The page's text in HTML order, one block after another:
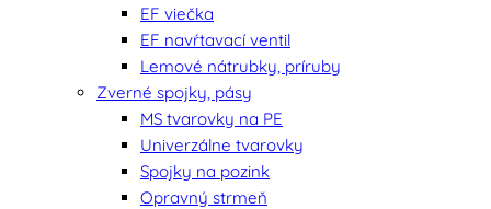
EF viečka
EF navŕtavací ventil
Lemové nátrubky, príruby
Zverné spojky, pásy
MS tvarovky na PE
Univerzálne tvarovky
Spojky na pozink
Opravný strmeň